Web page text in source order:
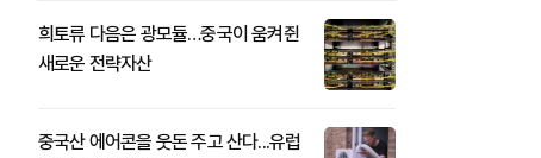
희토류 다음은 광모듈…중국이 움켜쥔
새로운 전략자산
중국산 에어콘을 웃돈 주고 산다...유럽